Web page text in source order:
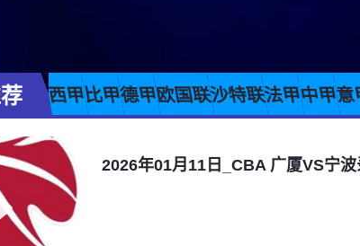
西甲比甲德甲欧国联沙特联法甲中甲意
2026年01月11日_CBA 广厦VS宁波